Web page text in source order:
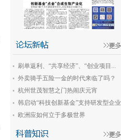
刷单返利、“共享经济”、“创业项目...
外卖骑手五险一金的时代来临了吗？
杭州世茂智慧之门热闹庆元宵
韩启动“科技创新基金”支持研发型企业
欧洲应如何立于多极世界